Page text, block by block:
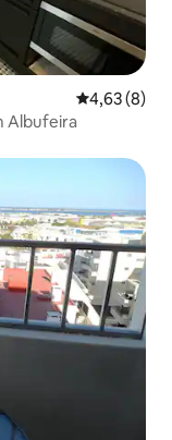
4,63 de uma
4,63 (8)
Albufeira